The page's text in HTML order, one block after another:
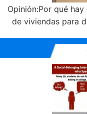
Opinión:Por qué
de viviendas para